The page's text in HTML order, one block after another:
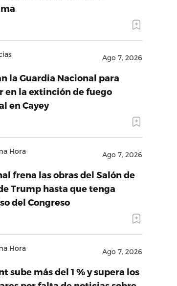
Ago 7, 2026
la Guardia Nacional para
en la extinción de fuego
en Cayey
Hora Ago 7, 2026
frena las obras del Salón de
Trump hasta que tenga
del Congreso
Hora Ago 7, 2026
sube más del 1 % y supera los